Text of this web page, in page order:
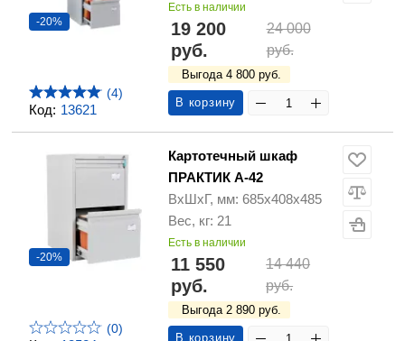
Код: 13621
-20%
(4)
Есть в наличии
19 200
руб.
24 000
руб.
Выгода 4 800 руб.
В корзину
-20%
(0)
Картотечный шкаф
ПРАКТИК А-42
ВхШхГ, мм: 685х408х485
Вес, кг: 21
Есть в наличии
11 550
руб.
14 440
руб.
Выгода 2 890 руб.
В корзину